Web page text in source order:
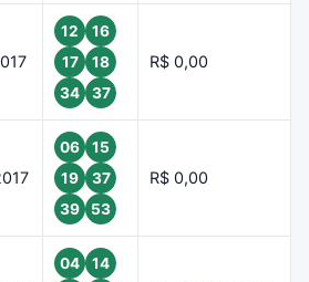
12
16
17
18
34
37
R$ 0,00
06
15
19
37
39
53
R$ 0,00
04
14